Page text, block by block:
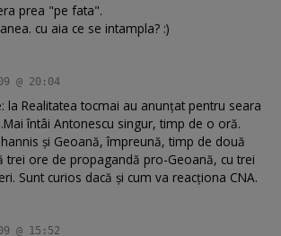
prea "pe fata".
cu aia ce se intampla? :)
@ 20:04
la Realitatea tocmai au anunţat pentru seara
întâi Antonescu singur, timp de o oră.
şi Geoană, împreună, timp de două
trei ore de propagandă pro-Geoană, cu trei
Sunt curios dacă şi cum va reacţiona CNA.
@ 15:52